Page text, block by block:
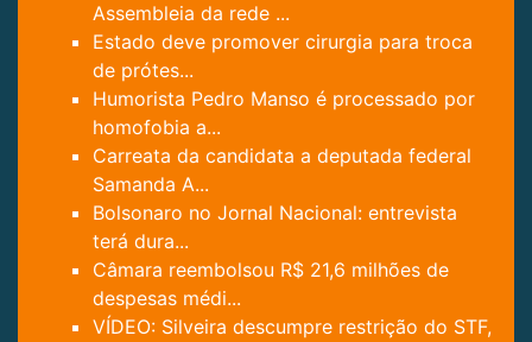
Assembleia da rede ...
Estado deve promover cirurgia para troca
de prótes...
Humorista Pedro Manso é processado por
homofobia a...
Carreata da candidata a deputada federal
Samanda A...
Bolsonaro no Jornal Nacional: entrevista
terá dura...
Câmara reembolsou R$ 21,6 milhões de
despesas médi...
VÍDEO: Silveira descumpre restrição do STF,